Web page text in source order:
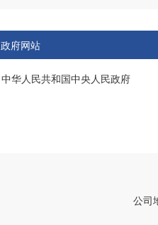
政府网站
中华人民共和国中央人民政府
公司